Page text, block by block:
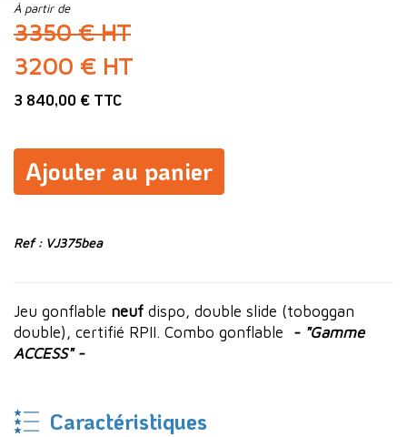
À partir de
3350 € HT
3200 € HT
3 840,00 € TTC
Ajouter au panier
Ref : VJ375bea
Jeu gonflable neuf dispo, double slide (toboggan
double), certifié RPII. Combo gonflable - "Gamme
ACCESS" -
Caractéristiques